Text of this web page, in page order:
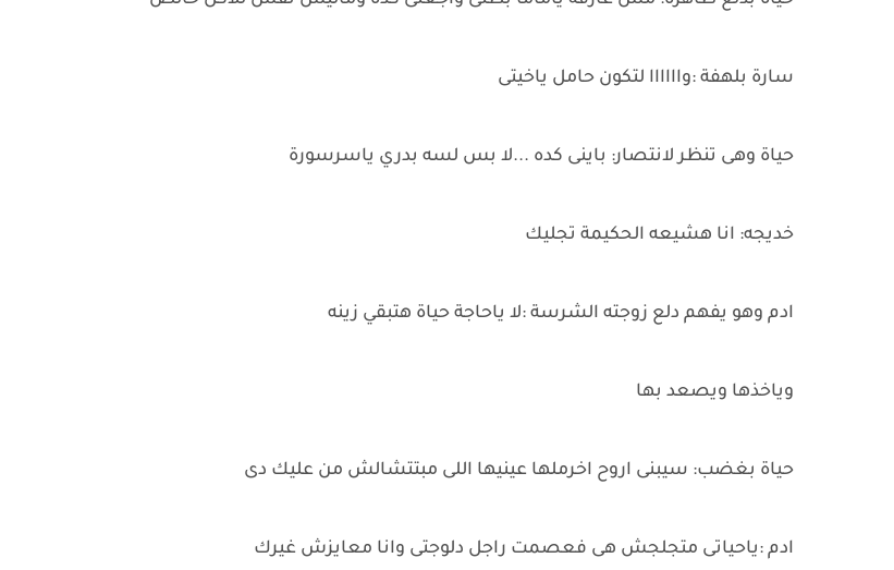
سارة بلهفة :واااااا لتكون حامل ياخيتى
حياة وهى تنظر لانتصار: باينى كده ...لا بس لسه بدري ياسرسورة
خديجه: انا هشيعه الحكيمة تجليك
ادم وهو يفهم دلع زوجته الشرسة :لا ياحاجة حياة هتبقي زينه
وياخذها ويصعد بها
حياة بغضب: سيبنى اروح اخرملها عينيها اللى مبتتشالش من عليك دى
ادم :ياحياتى متجلجش هى فعصمت راجل دلوجتى وانا معايزش غيرك